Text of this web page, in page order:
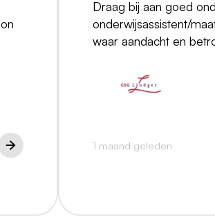
Draag bij aan goed
onderwijsassistent/
waar aandacht en
1 maand geleden